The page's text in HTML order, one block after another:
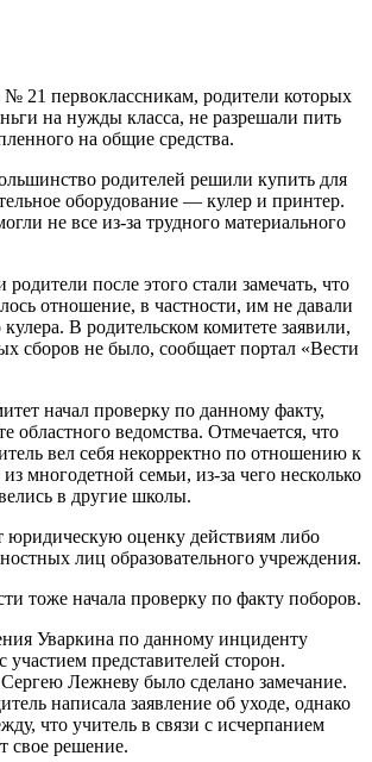
21 первоклассникам, родители которых
на нужды класса, не разрешали пить
на общие средства.
родителей решили купить для
оборудование — кулер и принтер.
не все из-за трудного материального
после этого стали замечать, что
отношение, в частности, им не давали
В родительском комитете заявили,
сборов не было, сообщает портал «Вести
начал проверку по данному факту,
областного ведомства. Отмечается, что
вел себя некорректно по отношению к
многодетной семьи, из-за чего несколько
в другие школы.
юридическую оценку действиям либо
лиц образовательного учреждения.
тоже начала проверку по факту поборов.
Уваркина по данному инциденту
участием представителей сторон.
Лежневу было сделано замечание.
написала заявление об уходе, однако
что учитель в связи с исчерпанием
свое решение.